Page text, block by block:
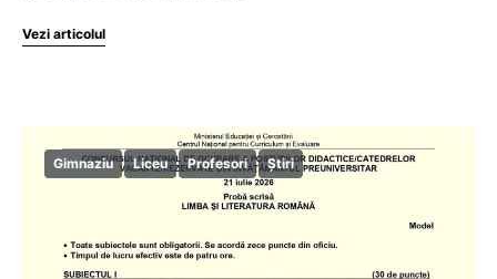
Vezi articolul
Gimnaziu Liceu Profesori Știri